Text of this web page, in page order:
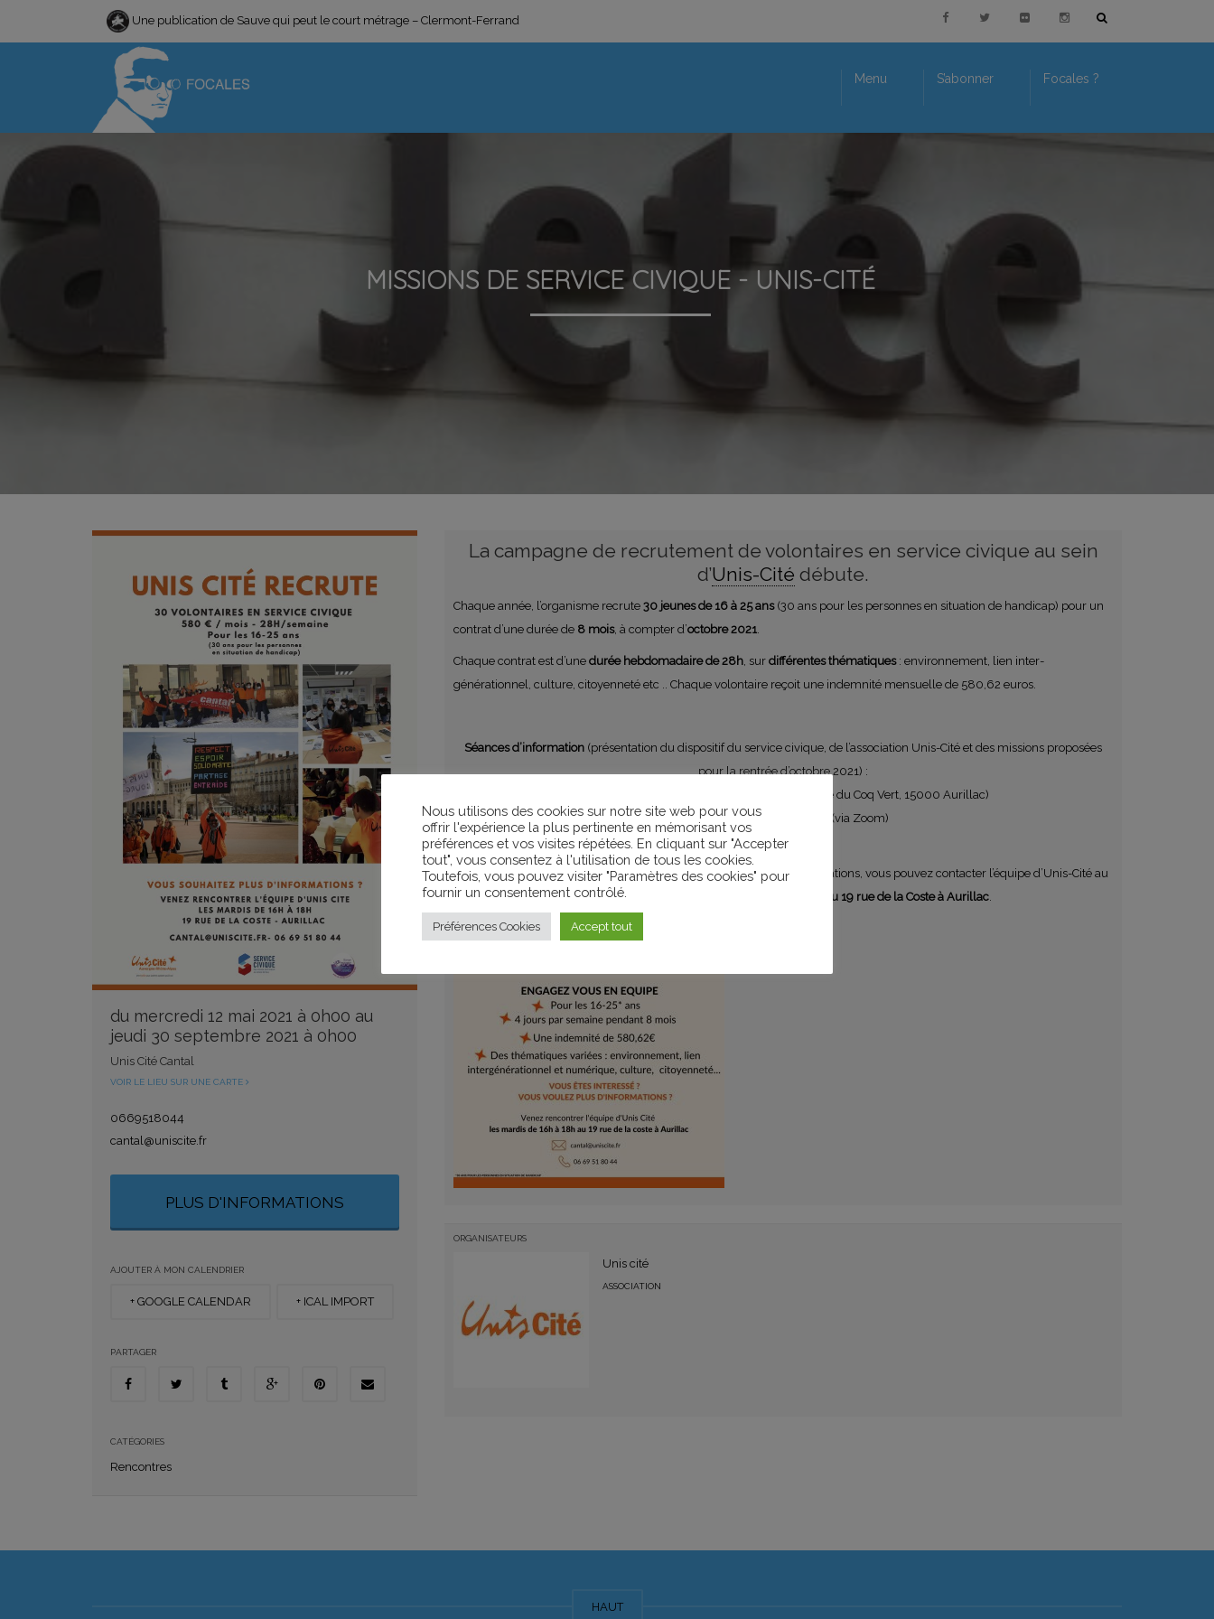
Une publication de Sauve qui peut le court métrage – Clermont-Ferrand
Menu S’abonner Focales ?
MISSIONS DE SERVICE CIVIQUE - UNIS-CITÉ
du mercredi 12 mai 2021 à 0h00 au
jeudi 30 septembre 2021 à 0h00
Unis Cité Cantal
VOIR LE LIEU SUR UNE CARTE
0669518044
cantal@uniscite.fr
PLUS D'INFORMATIONS
AJOUTER À MON CALENDRIER
+ GOOGLE CALENDAR + ICAL IMPORT
PARTAGER
CATÉGORIES
Rencontres
La campagne de recrutement de volontaires en service civique au sein
d’Unis-Cité débute.
Chaque année, l’organisme recrute 30 jeunes de 16 à 25 ans(30 ans pour les personnes en situation de handicap) pour un
contrat d’une durée de 8 mois, à compter d’octobre 2021.
Chaque contrat est d’une durée hebdomadaire de 28h, sur différentes thématiques: environnement, lien inter-
générationnel, culture, citoyenneté etc .. Chaque volontaire reçoit une indemnité mensuelle de 580,62 euros.
Séances d’information (présentation du dispositif du service civique, de l’association Unis-Cité et des missions proposées
pour la rentrée d’octobre 2021) :
(Rue du Coq Vert, 15000 Aurillac)
oJeudi 27 mai à 17h en visio (via Zoom)
Si ces missions vous intéressent, ou que vous souhaitez plus d’informations, vous pouvez contacter l’équipe d’Unis-Cité au
0669518044
les mardis de 16h à 18h au 19 rue de la Coste à Aurillac.
ORGANISATEURS
Unis cité
ASSOCIATION
HAUT
Nous utilisons des cookies sur notre site web pour vous
offrir l'expérience la plus pertinente en mémorisant vos
préférences et vos visites répétées. En cliquant sur "Accepter
tout", vous consentez à l'utilisation de tous les cookies.
Toutefois, vous pouvez visiter "Paramètres des cookies" pour
fournir un consentement contrôlé.
Préférences Cookies Accept tout